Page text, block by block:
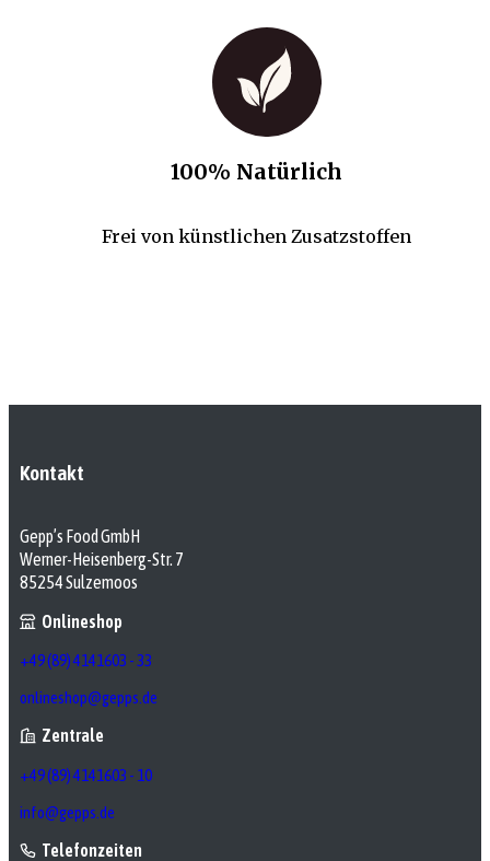
100% Natürlich
Frei von künstlichen Zusatzstoffen
Kontakt
Gepp’s Food GmbH
Werner-Heisenberg-Str. 7
85254 Sulzemoos
Onlineshop
+49 (89) 4141603 - 33
onlineshop@gepps.de
Zentrale
+49 (89) 4141603 - 10
info@gepps.de
Telefonzeiten